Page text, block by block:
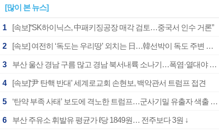
[많이 본 뉴스]
1 [속보]“SK하이닉스, 中패키징공장 매각 검토…중국서 인수 거론”
2 [속보] 여전히 ‘독도는 우리땅’ 외치는 日…韓선박이 독도 주변 해양조사 활동하자 반발
3 부산 울산 경남 구름 많고 경남 북서내륙 소나기…폭염·열대야 계속
4 [속보]‘尹 탄핵 반대’ 세계로교회 손현보, 백악관서 트럼프 접견
5 ‘탄약 부족 사태’ 보도에 격노한 트럼프…군사기밀 유출자 색출 지시
6 부산 주유소 휘발유 평균가 ℓ당 1849원… 전주보다 3원 ↓